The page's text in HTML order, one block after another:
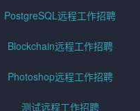
PostgreSQL远程工作招聘
Blockchain远程工作招聘
Photoshop远程工作招聘
测试远程工作招聘